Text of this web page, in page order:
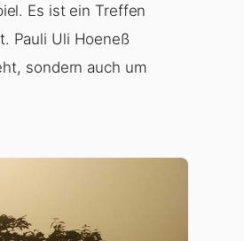
Es ist ein Treffen
Pauli Uli Hoeneß
sondern auch um